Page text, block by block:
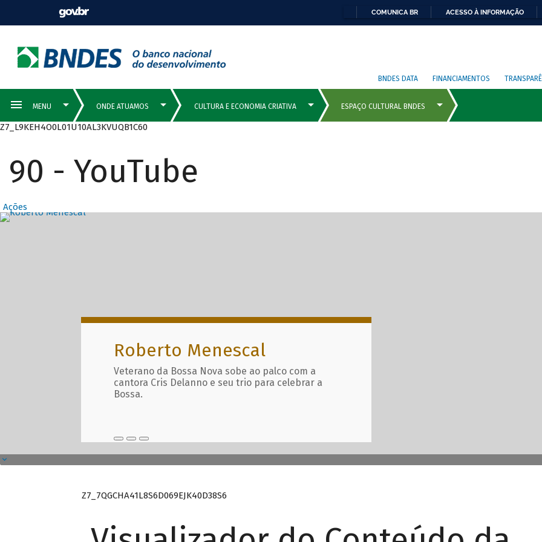
COMUNICA BR ACESSO À INFORMAÇÃO
BNDES DATA FINANCIAMENTOS
Z7_L9KEH4O0L01U10AL3KVUQB1C60
90 - YouTube
Ações
Destaques Principais com
Roberto Menescal
Veterano da Bossa Nova sobe ao palco com a
cantora Cris Delanno e seu trio para celebrar a
Bossa.
Z7_7QGCHA41L8S6D069EJK40D38S6